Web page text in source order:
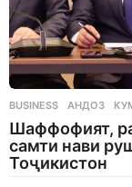
BUSINESS АНДОЗ ,
Шаффофият,
самти нави
Тоҷикистон